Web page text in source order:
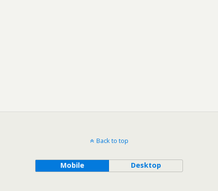
Back to top
Mobile Desktop